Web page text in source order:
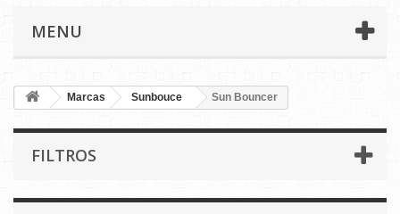
MENU
Marcas Sunbouce Sun Bouncer
FILTROS